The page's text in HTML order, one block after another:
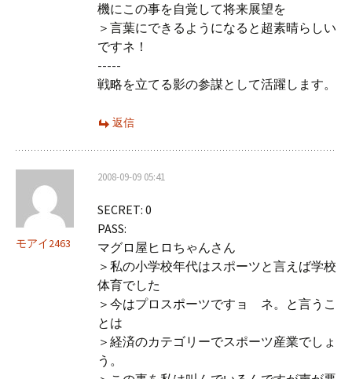
機にこの事を自覚して将来展望を
＞言葉にできるようになると超素晴らしい
ですネ！
-----
戦略を立てる影の参謀として活躍します。
返信
モアイ2463
2008-09-09 05:41
SECRET: 0
PASS:
マグロ屋ヒロちゃんさん
＞私の小学校年代はスポーツと言えば学校
体育でした
＞今はプロスポーツですョ ネ。と言うこ
とは
＞経済のカテゴリーでスポーツ産業でしょ
う。